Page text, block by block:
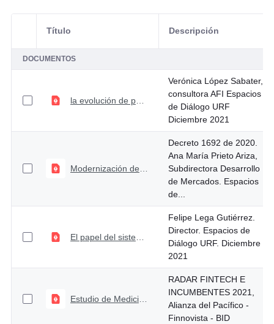
Selección del elemento
Título Descripción
DOCUMENTOS
la evolución de pagos digitales en América Latina
Verónica López Sabater,
consultora AFI Espacios
de Diálogo URF
Diciembre 2021
Decreto 1692 de 2020.
Ana María Prieto Ariza,
Subdirectora Desarrollo
de Mercados. Espacios
de...
Felipe Lega Gutiérrez.
Director. Espacios de
Diálogo URF. Diciembre
2021
Estudio de Medición de Innovación Financiera
RADAR FINTECH E
INCUMBENTES 2021,
Alianza del Pacífico -
Finnovista - BID